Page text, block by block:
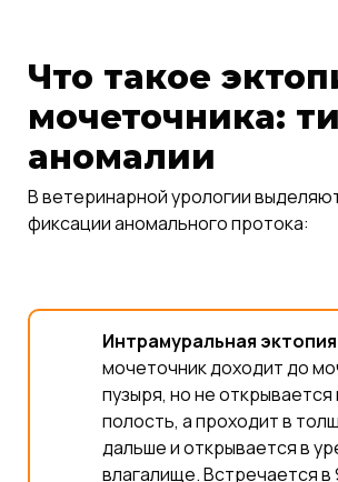
Что такое
мочеточника:
аномалии
В ветеринарной урологии
фиксации аномального протока:
Интрамуральная эктопия
мочеточник доходит до
пузыря, но не открывается
полость, а проходит в
дальше и открывается в
влагалище. Встречается в